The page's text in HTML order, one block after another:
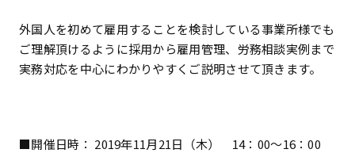
外国人を初めて雇用することを検討している事業所様でも
ご理解頂けるように採用から雇用管理、労務相談実例まで
実務対応を中心にわかりやすくご説明させて頂きます。
■開催日時： 2019年11月21日（木） 14：00～16：00